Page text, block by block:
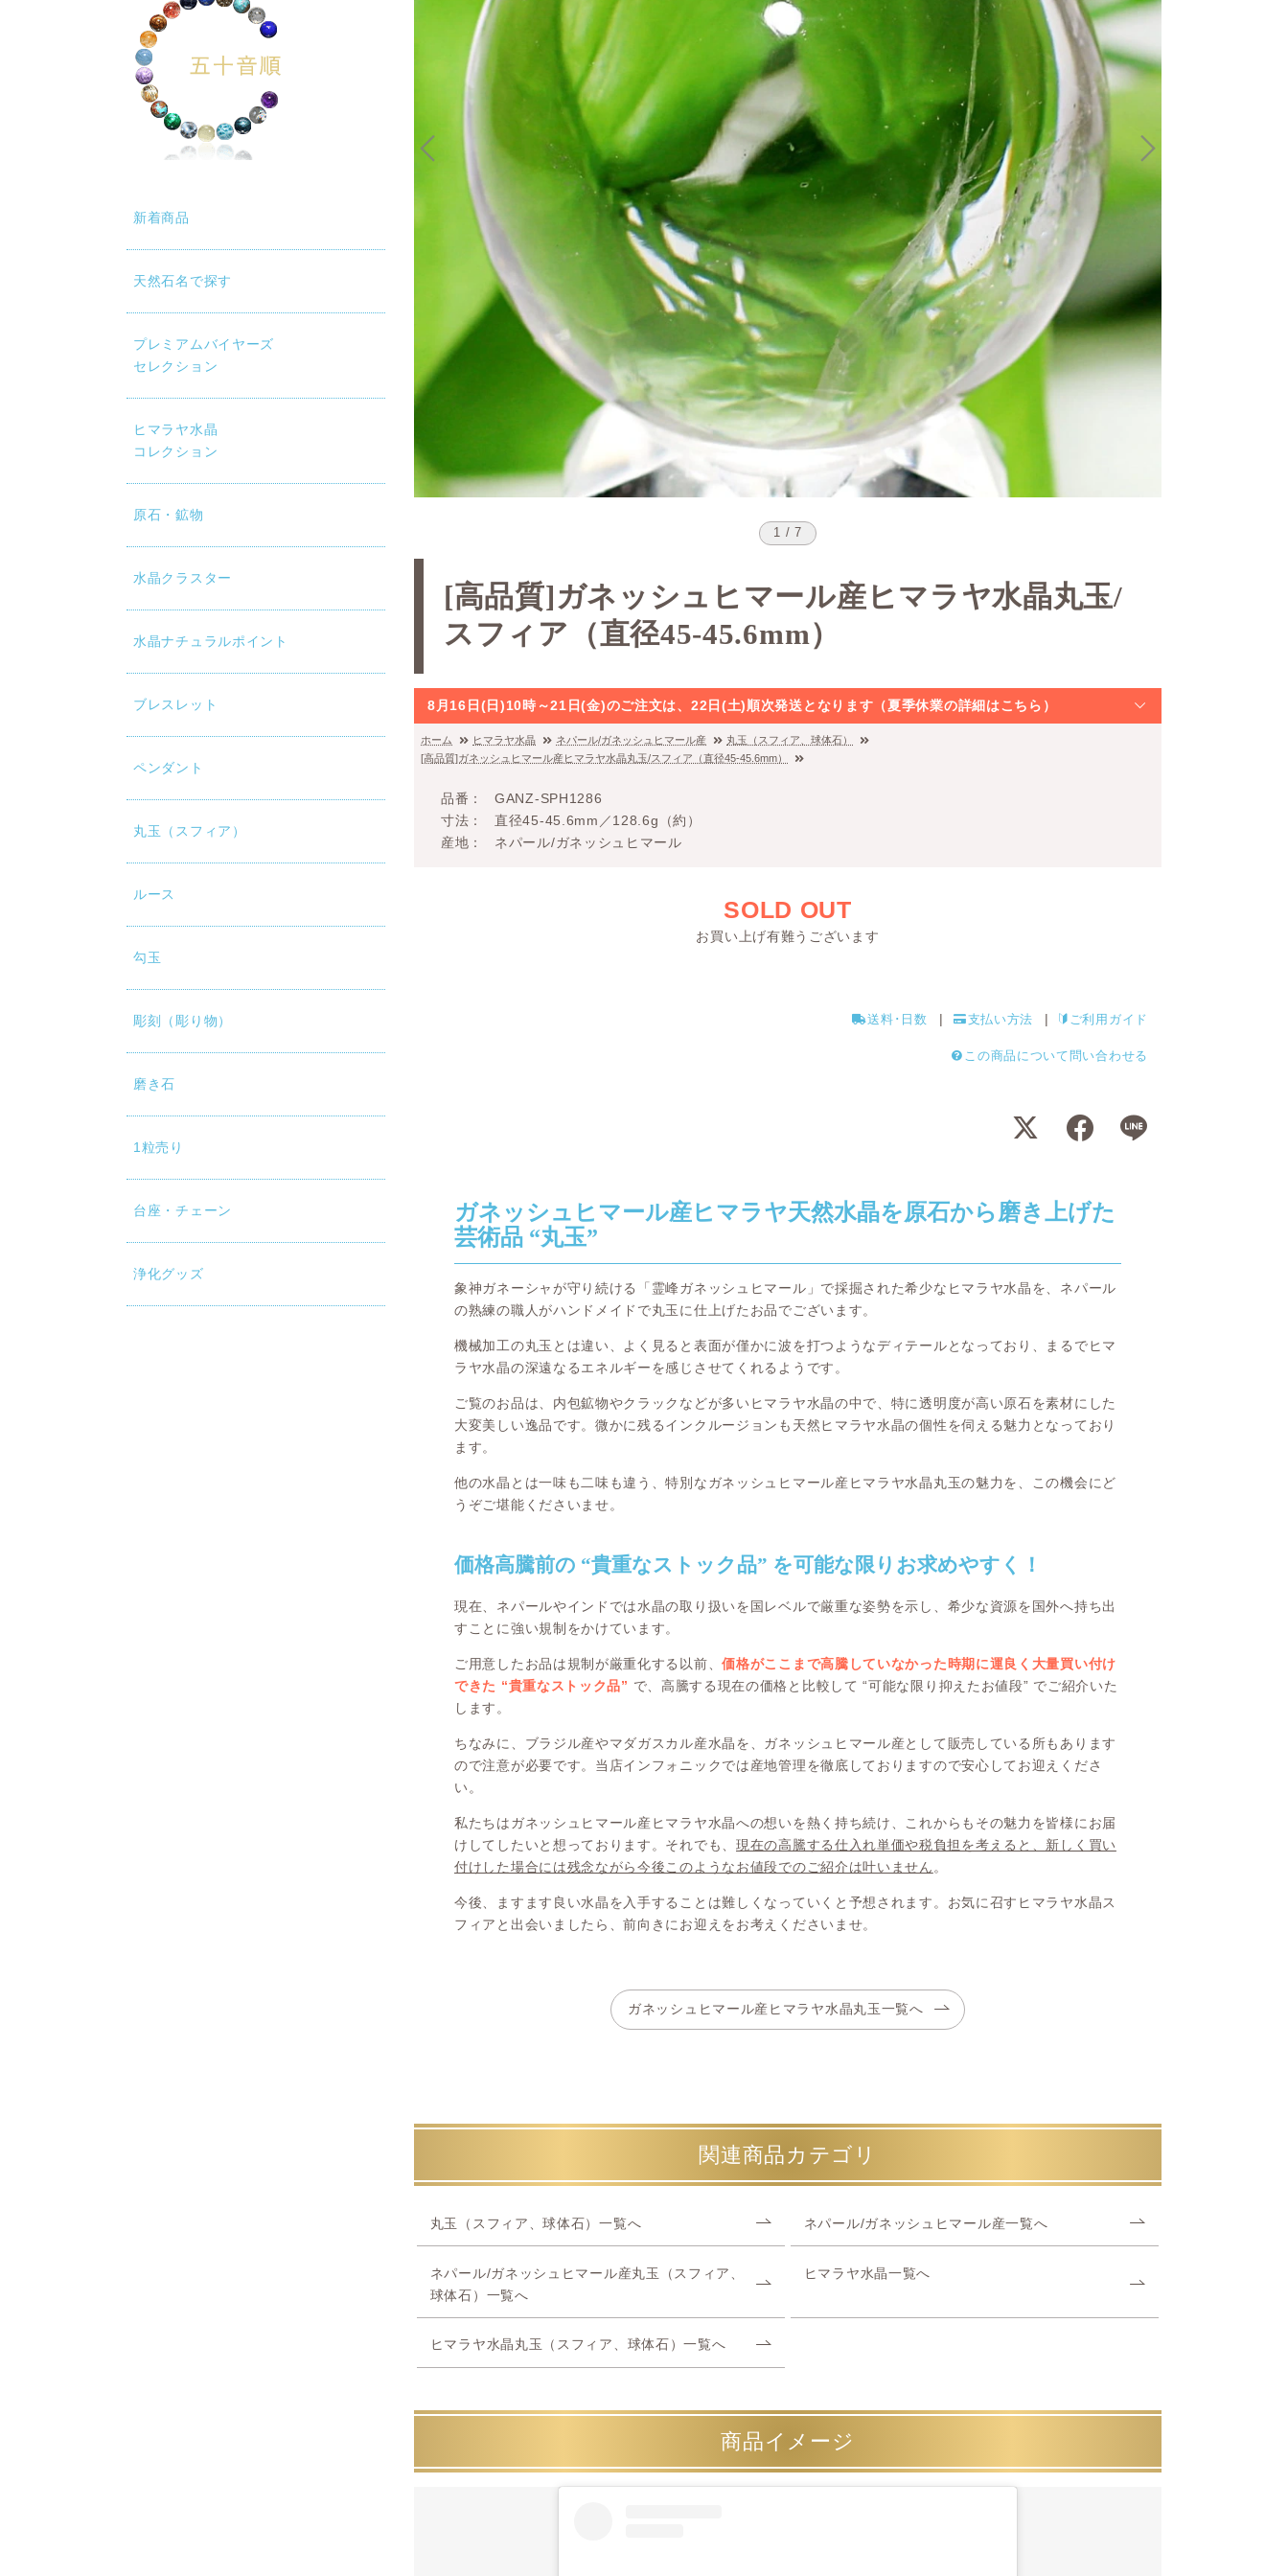
新着商品
天然石名で探す
プレミアムバイヤーズ
セレクション
ヒマラヤ水晶
コレクション
原石・鉱物
水晶クラスター
水晶ナチュラルポイント
ブレスレット
ペンダント
丸玉（スフィア）
ルース
勾玉
彫刻（彫り物）
磨き石
1粒売り
台座・チェーン
浄化グッズ
1 / 7
[高品質]ガネッシュヒマール産ヒマラヤ水晶丸玉/
スフィア（直径45-45.6mm）
8月16日(日)10時～21日(金)のご注文は、22日(土)順次発送となります（夏季休業の詳細はこちら）
ホーム ヒマラヤ水晶 ネパール/ガネッシュヒマール産
丸玉（スフィア、球体石）
[高品質]ガネッシュヒマール産ヒマラヤ水晶丸玉/スフィア（直径45-45.6mm）
品番
GANZ-SPH1286
寸法
直径45-45.6mm／128.6g（約）
産地
ネパール/ガネッシュヒマール
SOLD OUT
お買い上げ有難うございます
送料･日数 支払い方法 ご利用ガイド
この商品について問い合わせる
ガネッシュヒマール産ヒマラヤ天然水晶を原石から磨き上げた
芸術品 “丸玉”
象神ガネーシャが守り続ける「霊峰ガネッシュヒマール」で採掘された希少なヒマラヤ水晶を、ネパール
の熟練の職人がハンドメイドで丸玉に仕上げたお品でございます。
機械加工の丸玉とは違い、よく見ると表面が僅かに波を打つようなディテールとなっており、まるでヒマ
ラヤ水晶の深遠なるエネルギーを感じさせてくれるようです。
ご覧のお品は、内包鉱物やクラックなどが多いヒマラヤ水晶の中で、特に透明度が高い原石を素材にした
大変美しい逸品です。微かに残るインクルージョンも天然ヒマラヤ水晶の個性を伺える魅力となっており
ます。
他の水晶とは一味も二味も違う、特別なガネッシュヒマール産ヒマラヤ水晶丸玉の魅力を、この機会にど
うぞご堪能くださいませ。
価格高騰前の “貴重なストック品” を可能な限りお求めやすく！
現在、ネパールやインドでは水晶の取り扱いを国レベルで厳重な姿勢を示し、希少な資源を国外へ持ち出
すことに強い規制をかけています。
ご用意したお品は規制が厳重化する以前、価格がここまで高騰していなかった時期に運良く大量買い付け
できた “貴重なストック品” で、高騰する現在の価格と比較して “可能な限り抑えたお値段” でご紹介いた
します。
ちなみに、ブラジル産やマダガスカル産水晶を、ガネッシュヒマール産として販売している所もあります
ので注意が必要です。当店インフォニックでは産地管理を徹底しておりますので安心してお迎えくださ
い。
私たちはガネッシュヒマール産ヒマラヤ水晶への想いを熱く持ち続け、これからもその魅力を皆様にお届
けしてしたいと想っております。それでも、 現在の高騰する仕入れ単価や税負担を考えると、新しく買い
付けした場合には残念ながら今後このようなお値段でのご紹介は叶いません 。
今後、ますます良い水晶を入手することは難しくなっていくと予想されます。お気に召すヒマラヤ水晶ス
フィアと出会いましたら、前向きにお迎えをお考えくださいませ。
ガネッシュヒマール産ヒマラヤ水晶丸玉一覧へ
関連商品カテゴリ
丸玉（スフィア、球体石）一覧へ ネパール/ガネッシュヒマール産一覧へ
ネパール/ガネッシュヒマール産丸玉（スフィア、
球体石）一覧へ
ヒマラヤ水晶一覧へ
ヒマラヤ水晶丸玉（スフィア、球体石）一覧へ
商品イメージ